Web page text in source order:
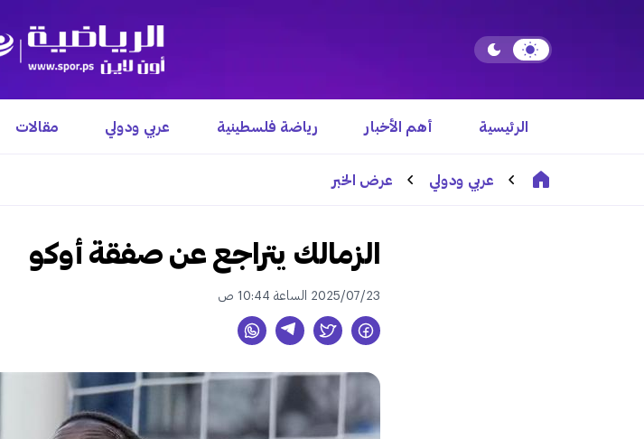
الرئيسية أهم الأخبار رياضة فلسطينية عربي ودولي مقالات
عربي ودولي عرض الخبر
الزمالك يتراجع عن صفقة أوكو‎
2025/07/23 الساعة 10:44 ص